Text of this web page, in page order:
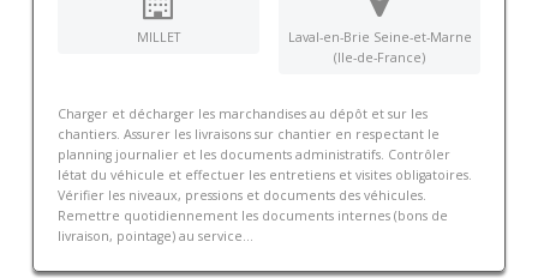
MILLET
Laval-en-Brie Seine-et-Marne
(Ile-de-France)
Charger et décharger les marchandises au dépôt et sur les
chantiers. Assurer les livraisons sur chantier en respectant le
planning journalier et les documents administratifs. Contrôler
létat du véhicule et effectuer les entretiens et visites obligatoires.
Vérifier les niveaux, pressions et documents des véhicules.
Remettre quotidiennement les documents internes (bons de
livraison, pointage) au service...